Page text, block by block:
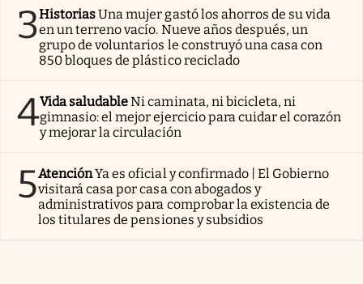
3HistoriasUna mujer gastó los ahorros de su vida
en un terreno vacío. Nueve años después, un
grupo de voluntarios le construyó una casa con
850 bloques de plástico reciclado
4Vida saludableNi caminata, ni bicicleta, ni
gimnasio: el mejor ejercicio para cuidar el corazón
y mejorar la circulación
5AtenciónYa es oficial y confirmado | El Gobierno
visitará casa por casa con abogados y
administrativos para comprobar la existencia de
los titulares de pensiones y subsidios